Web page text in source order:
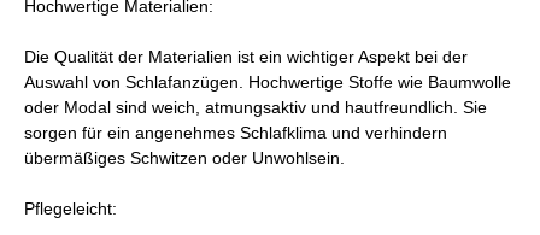
Hochwertige Materialien:
Die Qualität der Materialien ist ein wichtiger Aspekt bei der
Auswahl von Schlafanzügen. Hochwertige Stoffe wie Baumwolle
oder Modal sind weich, atmungsaktiv und hautfreundlich. Sie
sorgen für ein angenehmes Schlafklima und verhindern
übermäßiges Schwitzen oder Unwohlsein.
Pflegeleicht: